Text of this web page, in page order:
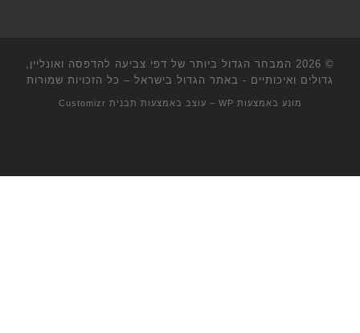
© 2026
המבחר הגדול ביותר של דפי צביעה להדפסה ואונליין,
גדולים ואיכותיים - באתר הגדול בישראל – כל הזכויות שמורות
מונע באמצעות WP – עוצב באמצעות תבנית Customizr